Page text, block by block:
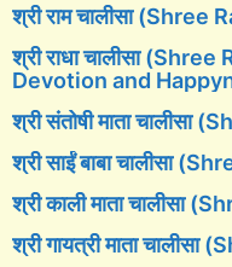
श्री राम चालीसा (Shree
श्री राधा चालीसा
Devotion and
श्री संतोषी माता
श्री साईं बाबा चालीसा
श्री काली माता चालीसा
श्री गायत्री माता